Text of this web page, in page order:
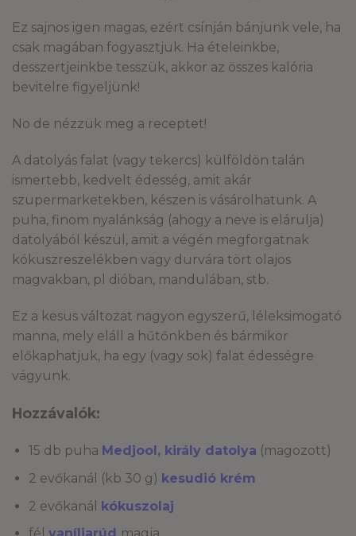
Ez sajnos igen magas, ezért csínján bánjunk vele, ha
csak magában fogyasztjuk. Ha ételeinkbe,
desszertjeinkbe tesszük, akkor az összes kalória
bevitelre figyeljünk!
No de nézzük meg a receptet!
A datolyás falat (vagy tekercs) külföldön talán
ismertebb, kedvelt édesség, amit akár
szupermarketekben, készen is vásárolhatunk. A
puha, finom nyalánkság (ahogy a neve is elárulja)
datolyából készül, amit a végén megforgatnak
kókuszreszelékben vagy durvára tört olajos
magvakban, pl dióban, mandulában, stb.
Ez a kesus változat nagyon egyszerű, léleksimogató
manna, mely eláll a hűtőnkben és bármikor
előkaphatjuk, ha egy (vagy sok) falat édességre
vágyunk.
Hozzávalók:
15 db puha Medjool, király datolya (magozott)
2 evőkanál (kb 30 g) kesudió krém
2 evőkanál kókuszolaj